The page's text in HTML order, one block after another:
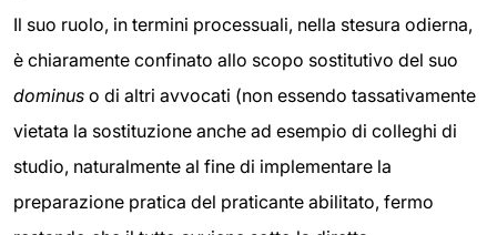
Il suo ruolo, in termini processuali, nella stesura odierna,
è chiaramente confinato allo scopo sostitutivo del suo
dominus o di altri avvocati (non essendo tassativamente
vietata la sostituzione anche ad esempio di colleghi di
studio, naturalmente al fine di implementare la
preparazione pratica del praticante abilitato, fermo